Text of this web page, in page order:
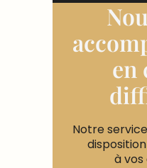
en
Notre
à vos